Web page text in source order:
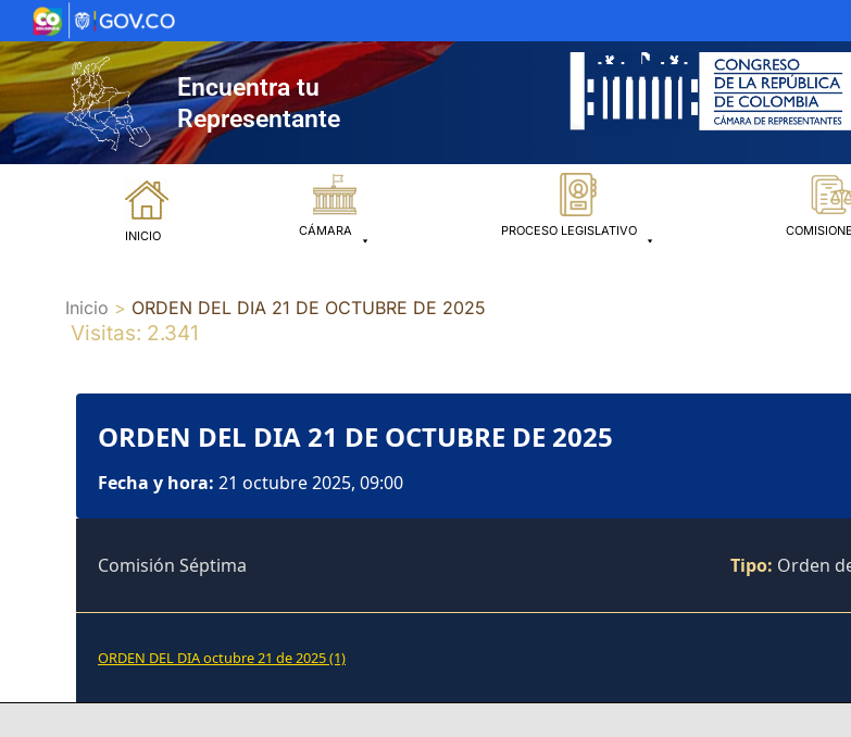
al
contenido
Encuentra tu
Representante
INICIO CÁMARA PROCESO LEGISLATIVO
Inicio ORDEN DEL DIA 21 DE OCTUBRE DE 2025
Visitas: 2.341
ORDEN DEL DIA 21 DE OCTUBRE DE 2025
Fecha y hora: 21 octubre 2025, 09:00
Comisión Séptima Tipo: Orden
ORDEN DEL DIA octubre 21 de 2025 (1)